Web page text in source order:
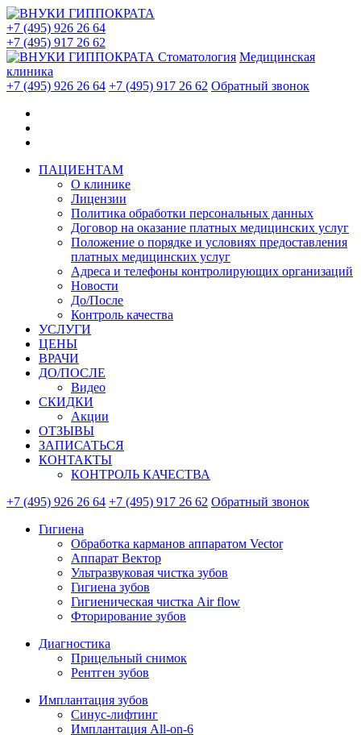
+7 (495) 926 26 64
+7 (495) 917 26 62
Стоматология Медицинская
клиника
+7 (495) 926 26 64 +7 (495) 917 26 62 Обратный звонок
ПАЦИЕНТАМ
О клинике
Лицензии
Политика обработки персональных данных
Договор на оказание платных медицинских услуг
Положение о порядке и условиях предоставления
платных медицинских услуг
Адреса и телефоны контролирующих организаций
Новости
До/После
Контроль качества
УСЛУГИ
ЦЕНЫ
ВРАЧИ
ДО/ПОСЛЕ
Видео
СКИДКИ
Акции
ОТЗЫВЫ
ЗАПИСАТЬСЯ
КОНТАКТЫ
КОНТРОЛЬ КАЧЕСТВА
+7 (495) 926 26 64 +7 (495) 917 26 62 Обратный звонок
Гигиена
Обработка карманов аппаратом Vector
Аппарат Вектор
Ультразвуковая чистка зубов
Гигиена зубов
Гигиеническая чистка Air flow
Фторирование зубов
Диагностика
Прицельный снимок
Рентген зубов
Имплантация зубов
Синус-лифтинг
Имплантация All-on-6